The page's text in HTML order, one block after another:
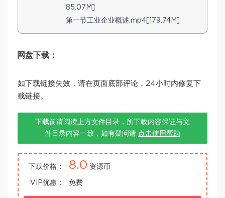
85.07M]
第一节工业企业概述.mp4[179.74M]
网盘下载：
如下载链接失效，请在页面底部评论，24小时内修复下
载链接。
下载前请阅读上方文件目录，所下载内容保证与文
件目录内容一致，如有疑问请 点击使用帮助
下载价格： 8.0 资源币
VIP优惠： 免费